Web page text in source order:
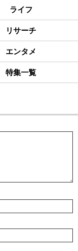
ライフ
リサーチ
エンタメ
特集一覧